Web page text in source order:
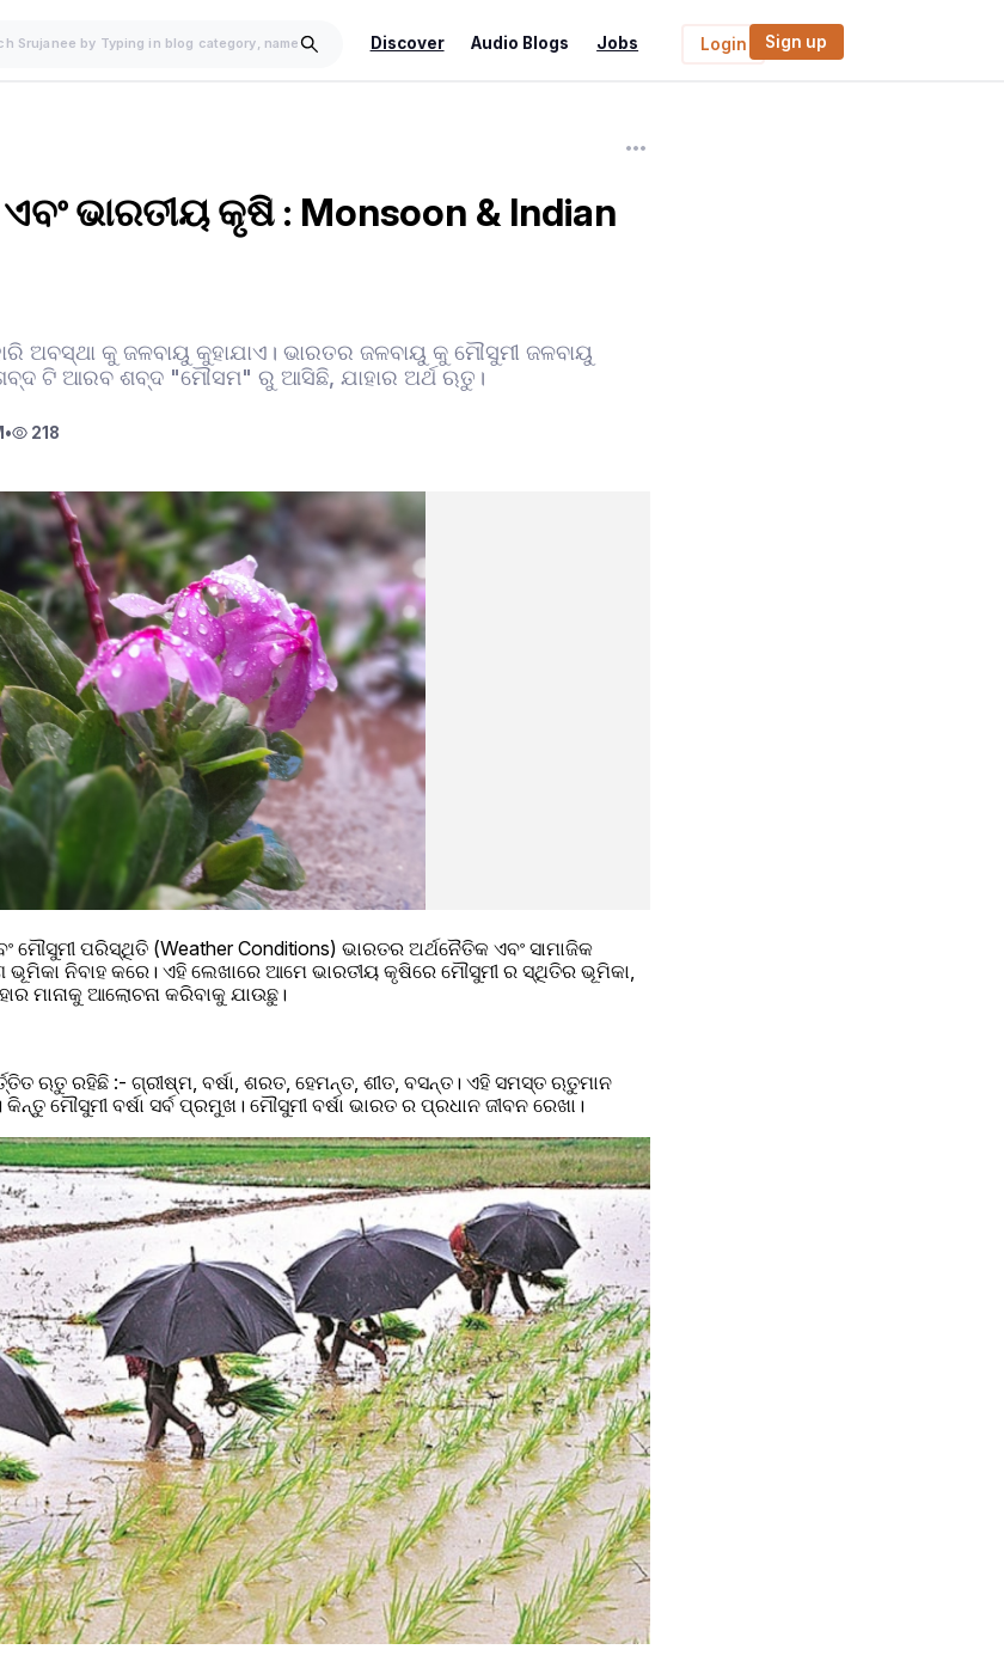
Discover Audio Blogs Jobs Login Sign up
ଭାରତୀୟ କୃଷି : Monsoon & Indian
ଅବସ୍ଥା କୁ ଜଳବାୟୁ କୁହାଯାଏ। ଭାରତର ଜଳବାୟୁ କୁ ମୌସୁମୀ ଜଳବାୟୁ
ଟି ଆରବ ଶବ୍ଦ "ମୌସମ" ରୁ ଆସିଛି, ଯାହାର ଅର୍ଥ ଋତୁ।
• 218
ମୌସୁମୀ ପରିସ୍ଥିତି (Weather Conditions) ଭାରତର ଅର୍ଥନୈତିକ ଏବଂ ସାମାଜିକ
ନିବାହ କରେ। ଏହି ଲେଖାରେ ଆମେ ଭାରତୀୟ କୃଷିରେ ମୌସୁମୀ ର ସ୍ଥିତିର ଭୂମିକା,
ମାନାକୁ ଆଲୋଚନା କରିବାକୁ ଯାଉଛୁ।
ଋତୁ ରହିଛି :- ଗ୍ରୀଷ୍ମ, ବର୍ଷା, ଶରତ, ହେମନ୍ତ, ଶୀତ, ବସନ୍ତ। ଏହି ସମସ୍ତ ଋତୁମାନ
ମୌସୁମୀ ବର୍ଷା ସର୍ବ ପ୍ରମୁଖ। ମୌସୁମୀ ବର୍ଷା ଭାରତ ର ପ୍ରଧାନ ଜୀବନ ରେଖା।